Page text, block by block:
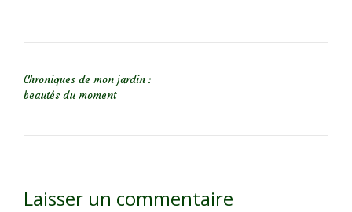
Chroniques de mon jardin :
beautés du moment
Laisser un commentaire